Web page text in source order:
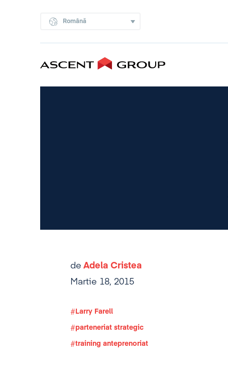
Română
de Adela Cristea
Martie 18, 2015
Larry Farell
parteneriat strategic
training anteprenoriat